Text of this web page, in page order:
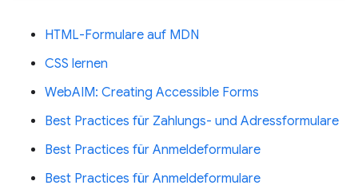
HTML-Formulare auf MDN
CSS lernen
WebAIM: Creating Accessible Forms
Best Practices für Zahlungs- und Adressformulare
Best Practices für Anmeldeformulare
Best Practices für Anmeldeformulare